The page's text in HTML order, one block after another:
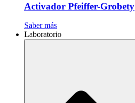
Activador Pfeiffer-Grobety
Saber más
Laboratorio